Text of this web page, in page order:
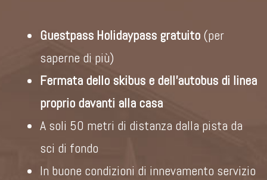
Guestpass Holidaypass gratuito(per
saperne di più)
Fermata dello skibus e dell’autobus di linea
proprio davanti alla casa
A soli 50 metri di distanza dalla pista da
sci di fondo
In buone condizioni di innevamento servizio